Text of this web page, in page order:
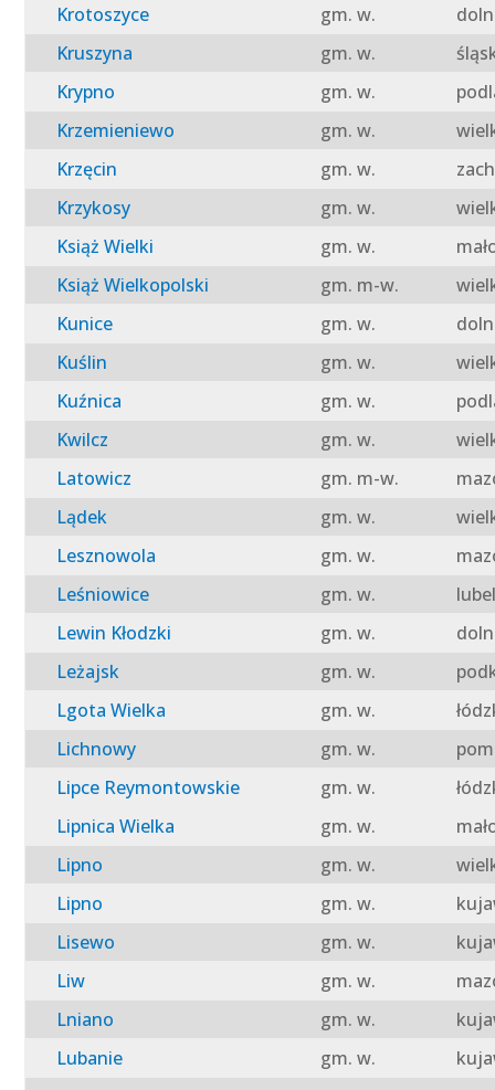
Krotoszyce
gm. w.
Kruszyna
gm. w.
Krypno
gm. w.
Krzemieniewo
gm. w.
Krzęcin
gm. w.
Krzykosy
gm. w.
Książ Wielki
gm. w.
Książ Wielkopolski
gm. m-w.
Kunice
gm. w.
Kuślin
gm. w.
Kuźnica
gm. w.
Kwilcz
gm. w.
Latowicz
gm. m-w.
Lądek
gm. w.
Lesznowola
gm. w.
Leśniowice
gm. w.
Lewin Kłodzki
gm. w.
Leżajsk
gm. w.
Lgota Wielka
gm. w.
Lichnowy
gm. w.
Lipce Reymontowskie
gm. w.
Lipnica Wielka
gm. w.
Lipno
gm. w.
Lipno
gm. w.
Lisewo
gm. w.
Liw
gm. w.
Lniano
gm. w.
Lubanie
gm. w.